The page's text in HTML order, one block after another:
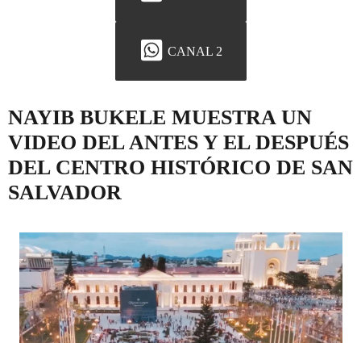
CANAL 2
NAYIB BUKELE MUESTRA UN
VIDEO DEL ANTES Y EL DESPUÉS
DEL CENTRO HISTÓRICO DE SAN
SALVADOR